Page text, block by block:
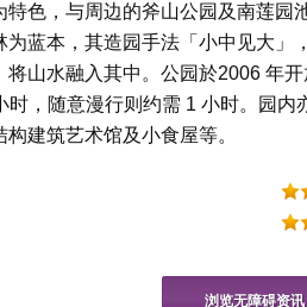
特色，与周边的斧山公园及南莲园
为蓝本，其造园手法「小中见大」
将山水融入其中。公园於2006 年
时，随意漫行则约需 1 小时。园
建筑艺术馆及小食屋等。
浏览无障碍资讯